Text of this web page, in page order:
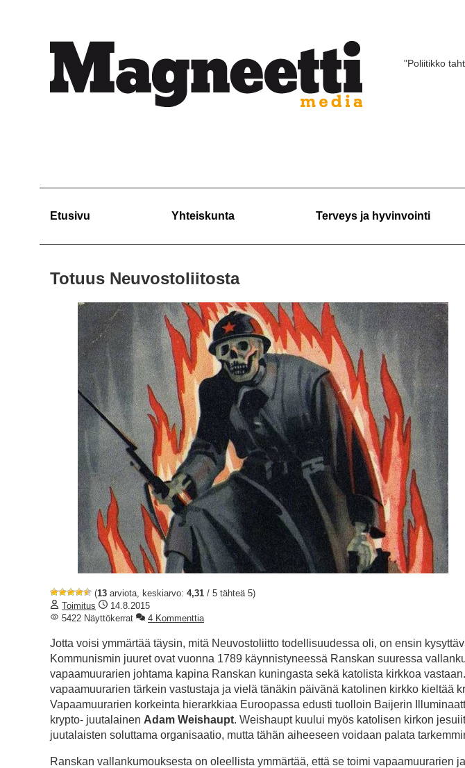
"Poliitikko
Etusivu Yhteiskunta Terveys ja hyvinvointi
Totuus Neuvostoliitosta
(13 arviota, keskiarvo: 4,31 / 5 tähteä 5)
Toimitus
14.8.2015
5422 Näyttökerrat
4 Kommenttia
Jotta voisi ymmärtää täysin, mitä Neuvostoliitto todellisuudessa oli, on ensin
Kommunismin juuret ovat vuonna 1789 käynnistyneessä Ranskan suuressa
vapaamuurarien johtama kapina Ranskan kuningasta sekä katolista kirkkoa
vapaamuurarien tärkein vastustaja ja vielä tänäkin päivänä katolinen kirkko kieltää
Vapaamuurarien korkeinta hierarkkiaa Euroopassa edusti tuolloin Baijerin
krypto- juutalainen Adam Weishaupt. Weishaupt kuului myös katolisen kirkon
juutalaisten soluttama organisaatio, mutta tähän aiheeseen voidaan palata
Ranskan vallankumouksesta on oleellista ymmärtää, että se toimi vapaamuurarien